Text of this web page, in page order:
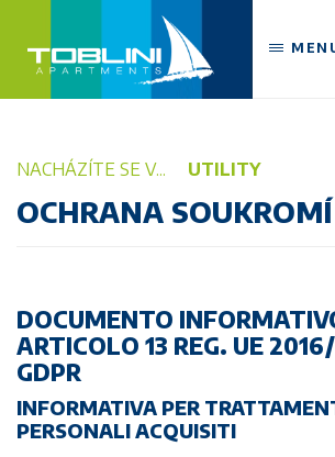
NACHÁZÍTE SE V... UTILITY
OCHRANA SOUKROMÍ
DOCUMENTO
ARTICOLO 13 REG. UE
GDPR
INFORMATIVA PER
PERSONALI ACQUISITI